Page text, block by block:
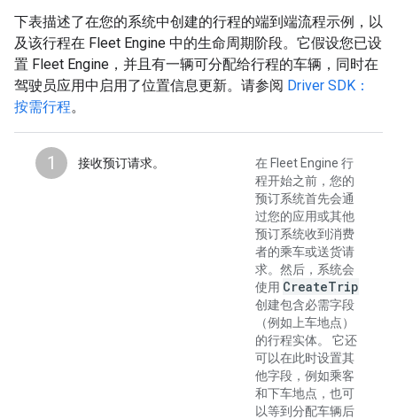
下表描述了在您的系统中创建的行程的端到端流程示例，以
及该行程在 Fleet Engine 中的生命周期阶段。它假设您已设
置 Fleet Engine，并且有一辆可分配给行程的车辆，同时在
驾驶员应用中启用了位置信息更新。请参阅 Driver SDK：
按需行程。
1 接收预订请求。
在 Fleet Engine 行
程开始之前，您的
预订系统首先会通
过您的应用或其他
预订系统收到消费
者的乘车或送货请
求。然后，系统会
使用 CreateTrip
创建包含必需字段
（例如上车地点）
的行程实体。 它还
可以在此时设置其
他字段，例如乘客
和下车地点，也可
以等到分配车辆后